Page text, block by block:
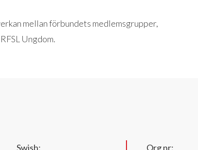
mellan förbundets medlemsgrupper,
Ungdom.
Swish:
Org nr: